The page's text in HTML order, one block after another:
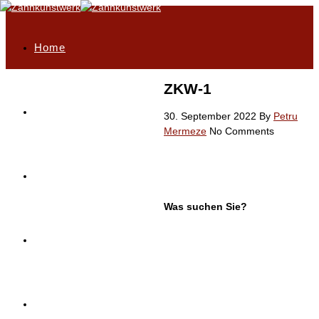
Home
ZKW-1
30. September 2022 By Petru
Mermeze No Comments
Was suchen Sie?